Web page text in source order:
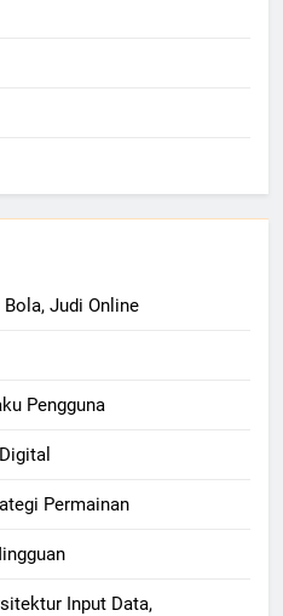
Judi Online
Pengguna
Permainan
Input Data,